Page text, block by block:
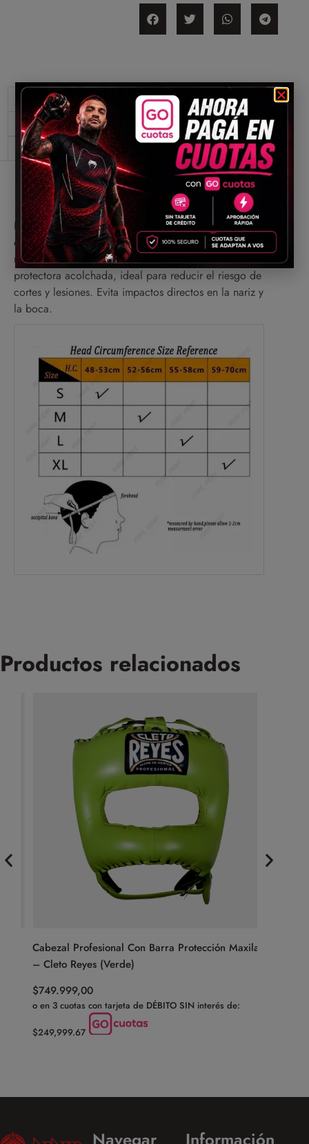
Descripción
Información adicional
Valoraciones (0)
Descripción
Diseñado para sparring de alto contacto, este modelo
cuenta con una estructura reforzada que cubre frente,
mentón, pómulos y nariz, gracias a su barra
protectora acolchada, ideal para reducir el riesgo de
cortes y lesiones. Evita impactos directos en la nariz y
la boca.
Productos relacionados
Cabezal Profesional Con Barra Protección Maxilar
– Cleto Reyes (Verde)
749.999,00
o en 3 cuotas con tarjeta de DÉBITO SIN interés de:
$249,999.67